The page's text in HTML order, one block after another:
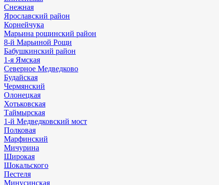
Снежная
Ярославский район
Корнейчука
Марьина рощинский район
8-й Марьиной Рощи
Бабушкинский район
1-я Ямская
Северное Медведково
Будайская
Чермянский
Олонецкая
Хотьковская
Таймырская
1-й Медведковский мост
Полковая
Марфинский
Мичурина
Широкая
Шокальского
Пестеля
Минусинская